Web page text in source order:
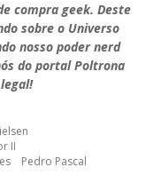
compra geek. Deste
sobre o Universo
nosso poder nerd
do portal Poltrona
II
Pedro Pascal